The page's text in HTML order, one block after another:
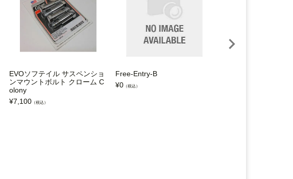
EVOソフテイル サスペンショ
ンマウントボルト クローム C
olony
¥7,100 （税込）
Free-Entry-B
¥0 （税込）